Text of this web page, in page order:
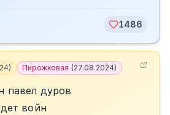
1486
) Пирожковая (27.08.2024)
павел дуров
войн